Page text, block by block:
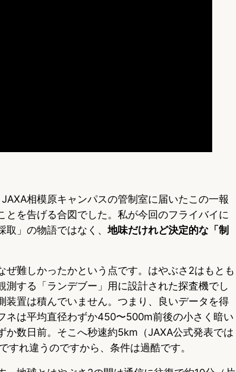
相模原キャンパスの管制室に届いたこの一報
を告げる合図でした。私が今回のフライバイに
」の物語ではなく、 地味だけれど決定的な「制
ぜ難しかったかという点です。はやぶさ2はもとも
測する「ランデブー」用に設計された探査機でし
置は積んでいません。つまり、良いデータを得
ネは平均直径わずか450〜500m前後の小さく暗い
か数日前。そこへ秒速約5km（JAXA公式発表では
れ違うのですから、条件は過酷です。